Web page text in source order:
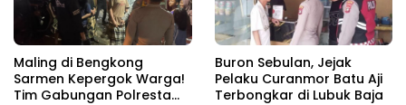
Maling di Bengkong
Sarmen Kepergok Warga!
Tim Gabungan Polresta
Buron Sebulan, Jejak
Pelaku Curanmor Batu Aji
Terbongkar di Lubuk Baja